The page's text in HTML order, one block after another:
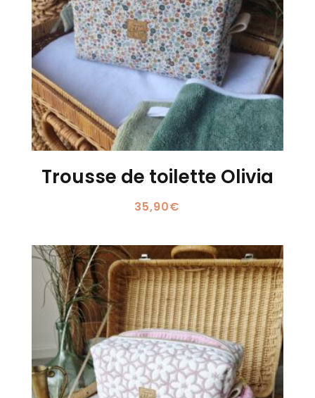
Trousse de toilette Olivia
35,90€